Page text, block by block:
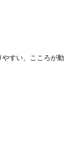
すい、こころが動